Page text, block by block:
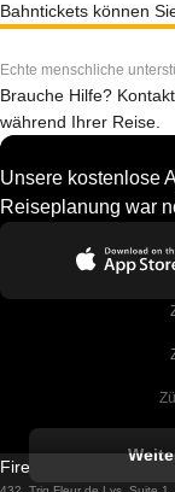
Bahntickets können
Echte menschliche
Brauche Hilfe?
während Ihrer Reise.
Unsere kostenlose
Reiseplanung war
Firebird GT Limited